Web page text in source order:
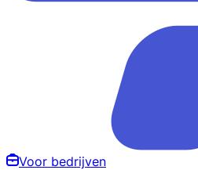
Voor bedrijven